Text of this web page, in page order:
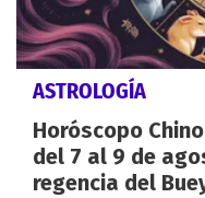
ASTROLOGÍA
Horóscopo
del 7 al 9 de
regencia del